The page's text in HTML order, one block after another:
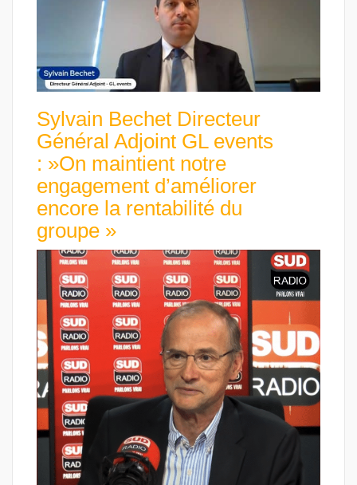
Sylvain Bechet Directeur
Général Adjoint GL events
: »On maintient notre
engagement d’améliorer
encore la rentabilité du
groupe »